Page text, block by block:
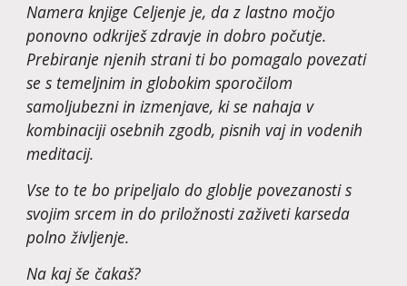
Namera knjige Celjenje je, da z lastno močjo
ponovno odkriješ zdravje in dobro počutje.
Prebiranje njenih strani ti bo pomagalo povezati
se s temeljnim in globokim sporočilom
samoljubezni in izmenjave, ki se nahaja v
kombinaciji osebnih zgodb, pisnih vaj in vodenih
meditacij.
Vse to te bo pripeljalo do globlje povezanosti s
svojim srcem in do priložnosti zaživeti karseda
polno življenje.
Na kaj še čakaš?